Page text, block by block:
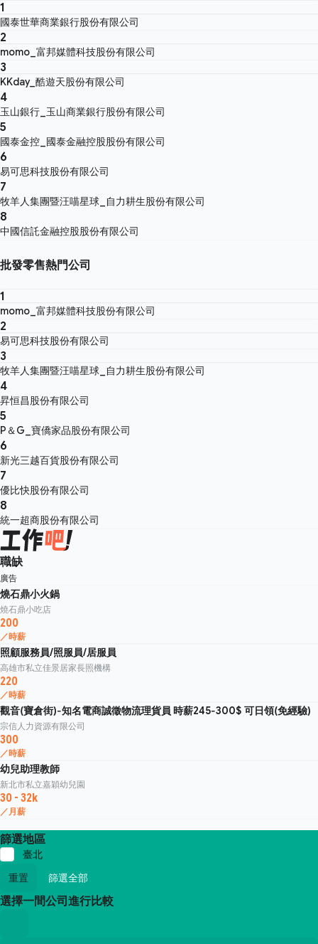
1
國泰世華商業銀行股份有限公司
2
momo_富邦媒體科技股份有限公司
3
KKday_酷遊天股份有限公司
4
玉山銀行_玉山商業銀行股份有限公司
5
國泰金控_國泰金融控股股份有限公司
6
易可思科技股份有限公司
7
牧羊人集團暨汪喵星球_自力耕生股份有限公司
8
中國信託金融控股股份有限公司
批發零售熱門公司
1
momo_富邦媒體科技股份有限公司
2
易可思科技股份有限公司
3
牧羊人集團暨汪喵星球_自力耕生股份有限公司
4
昇恒昌股份有限公司
5
P＆G_寶僑家品股份有限公司
6
新光三越百貨股份有限公司
7
優比快股份有限公司
8
統一超商股份有限公司
職缺
廣告
燒石鼎小火鍋
燒石鼎小吃店
200
／時薪
照顧服務員/照服員/居服員
高雄市私立佳景居家長照機構
220
／時薪
觀音(寶倉街)-知名電商誠徵物流理貨員 時薪245-300$ 可日領(免經驗)
宗信人力資源有限公司
300
／時薪
幼兒助理教師
新北市私立嘉穎幼兒園
30 - 32k
／月薪
篩選地區
臺北
重置
篩選全部
選擇一間公司進行比較